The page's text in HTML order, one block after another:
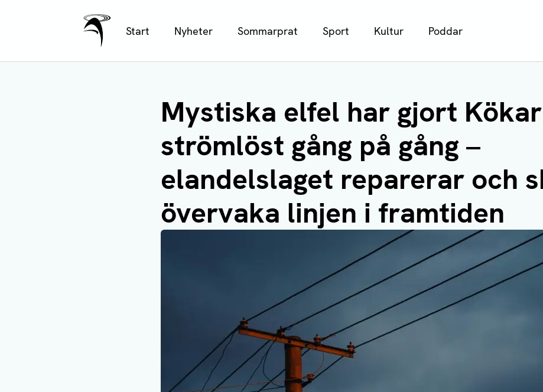
Ålands Radio & TV
Start Nyheter Sommarprat Sport Kultur Poddar
Mystiska elfel har gjort Kökar
strömlöst gång på gång –
elandelslaget reparerar och
övervaka linjen i framtiden